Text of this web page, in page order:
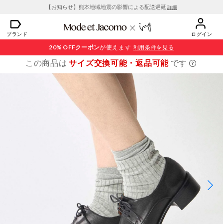
【お知らせ】熊本地域地震の影響による配送遅延 詳細
ブランド ログイン
20% OFFクーポンが使えます 利用条件を見る
この商品はサイズ交換可能・返品可能 です